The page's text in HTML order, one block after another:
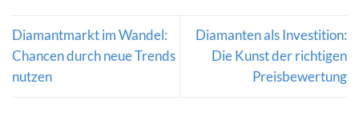
Diamantmarkt im Wandel:
Chancen durch neue Trends
nutzen
Diamanten als Investition:
Die Kunst der richtigen
Preisbewertung